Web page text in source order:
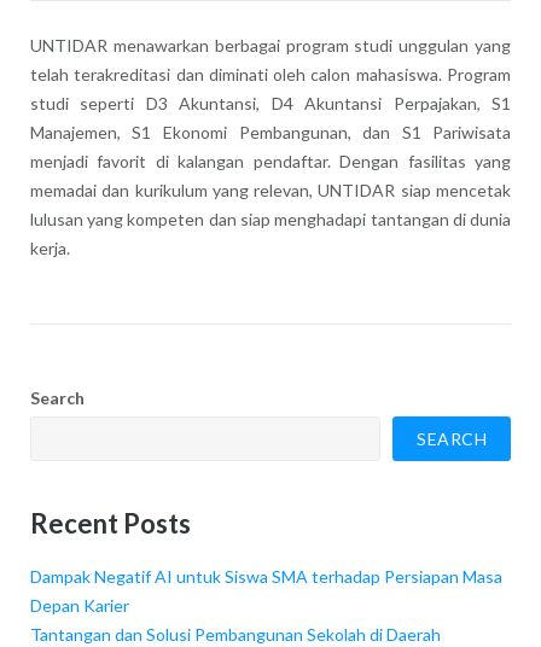
UNTIDAR menawarkan berbagai program studi unggulan yang
telah terakreditasi dan diminati oleh calon mahasiswa. Program
studi seperti D3 Akuntansi, D4 Akuntansi Perpajakan, S1
Manajemen, S1 Ekonomi Pembangunan, dan S1 Pariwisata
menjadi favorit di kalangan pendaftar. Dengan fasilitas yang
memadai dan kurikulum yang relevan, UNTIDAR siap mencetak
lulusan yang kompeten dan siap menghadapi tantangan di dunia
kerja.
Search
SEARCH
Recent Posts
Dampak Negatif AI untuk Siswa SMA terhadap Persiapan Masa
Depan Karier
Tantangan dan Solusi Pembangunan Sekolah di Daerah